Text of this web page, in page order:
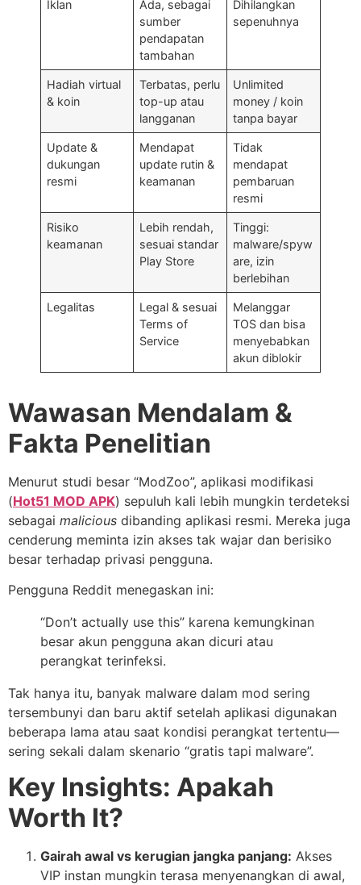
Iklan
Ada, sebagai
sumber
pendapatan
tambahan
Dihilangkan
sepenuhnya
Hadiah virtual
& koin
Terbatas, perlu
top-up atau
langganan
Unlimited
money / koin
tanpa bayar
Update &
dukungan
resmi
Mendapat
update rutin &
keamanan
Tidak
mendapat
pembaruan
resmi
Risiko
keamanan
Lebih rendah,
sesuai standar
Play Store
Tinggi:
malware/spyw
are, izin
berlebihan
Legalitas
Legal & sesuai
Terms of
Service
Melanggar
TOS dan bisa
menyebabkan
akun diblokir
Wawasan Mendalam &
Fakta Penelitian
Menurut studi besar “ModZoo”, aplikasi modifikasi
(Hot51 MOD APK) sepuluh kali lebih mungkin terdeteksi
sebagai malicious dibanding aplikasi resmi. Mereka juga
cenderung meminta izin akses tak wajar dan berisiko
besar terhadap privasi pengguna.
Pengguna Reddit menegaskan ini:
“Don’t actually use this” karena kemungkinan
besar akun pengguna akan dicuri atau
perangkat terinfeksi.
Tak hanya itu, banyak malware dalam mod sering
tersembunyi dan baru aktif setelah aplikasi digunakan
beberapa lama atau saat kondisi perangkat tertentu—
sering sekali dalam skenario “gratis tapi malware”.
Key Insights: Apakah
Worth It?
Gairah awal vs kerugian jangka panjang: Akses
VIP instan mungkin terasa menyenangkan di awal,